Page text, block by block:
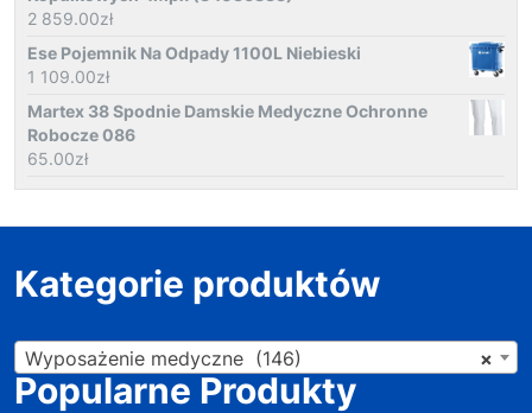
2 859.00zł
Ese Pojemnik Na Odpady 1100L Niebieski
1 109.00zł
Martex 38 Spodnie Damskie Medyczne Ochronne
Robocze 086
65.00zł
Kategorie produktów
×
Wyposażenie medyczne (146)
Popularne Produkty